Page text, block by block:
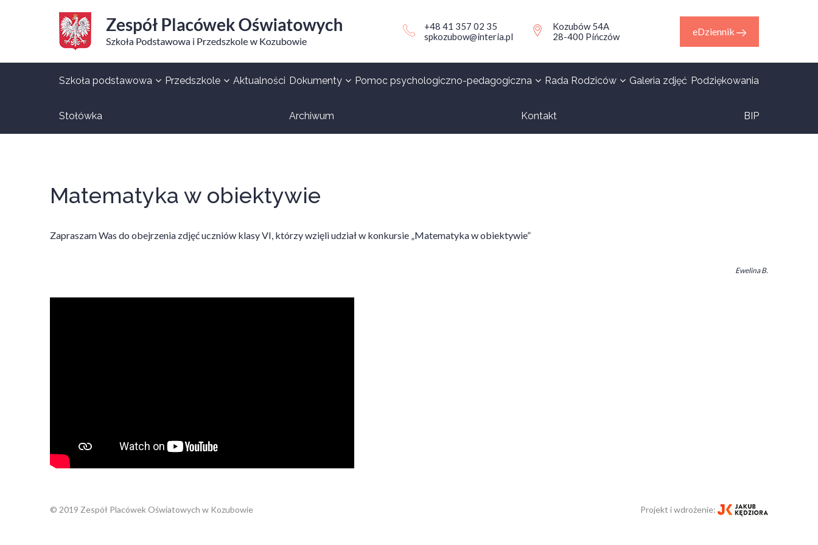
+48 41 357 02 35
spkozubow@interia.pl
Kozubów 54A
28-400 Pińczów
eDziennik
Szkoła podstawowa Przedszkole Aktualności Dokumenty Pomoc psychologiczno-pedagogiczna Rada Rodziców Galeria zdjęć Podziękowania
Stołówka Archiwum Kontakt BIP
Matematyka w obiektywie
Zapraszam Was do obejrzenia zdjęć uczniów klasy VI, którzy wzięli udział w konkursie „Matematyka w obiektywie”
Ewelina B.
© 2019 Zespół Placówek Oświatowych w Kozubowie Projekt i wdrożenie: